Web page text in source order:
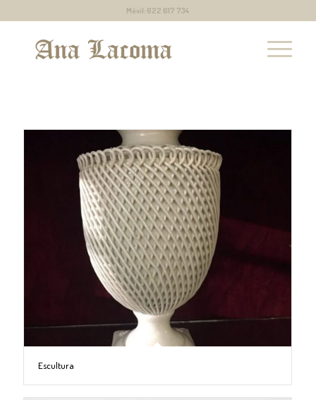
Móvil: 622 617 734
Escultura